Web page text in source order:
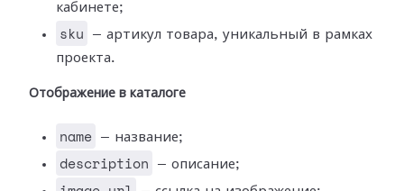
кабинете;
sku
— артикул товара, уникальный в рамках
проекта.
Отображение в каталоге
name — название;
description — описание;